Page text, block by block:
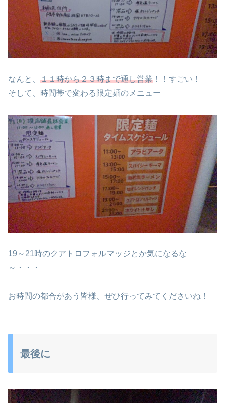
なんと、 １１時から２３時まで通し営業 ！！すごい！
そして、時間帯で変わる限定麺のメニュー
19～21時のクアトロフォルマッジとか気になるな
～・・・
お時間の都合があう皆様、ぜひ行ってみてくださいね！
最後に